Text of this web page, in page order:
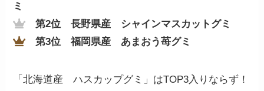
ミ
第2位 長野県産 シャインマスカットグミ
第3位福岡県産 あまおう苺グミ
「北海道産 ハスカップグミ」はTOP3入りならず！